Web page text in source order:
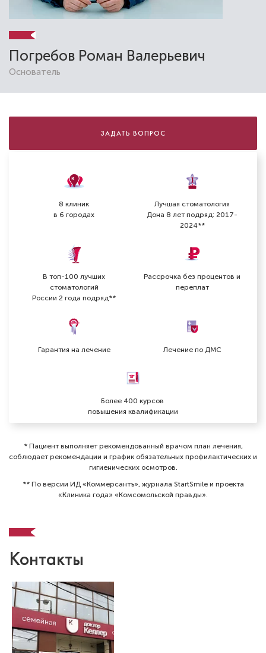
Погребов Роман Валерьевич
Основатель
ЗАДАТЬ ВОПРОС
8 клиник
в 6 городах
Лучшая стоматология
Дона 8 лет подряд: 2017-
2024**
В топ-100 лучших
стоматологий
России 2 года подряд**
Рассрочка без процентов и
переплат
Гарантия на лечение Лечение по ДМС
Более 400 курсов
повышения квалификации
* Пациент выполняет рекомендованный врачом план лечения,
соблюдает рекомендации и график обязательных профилактических и
гигиенических осмотров⁠.
** По версии ИД «Коммерсантъ», журнала StartSmile и проекта
«Клиника года» «Комсомольской правды».
Контакты